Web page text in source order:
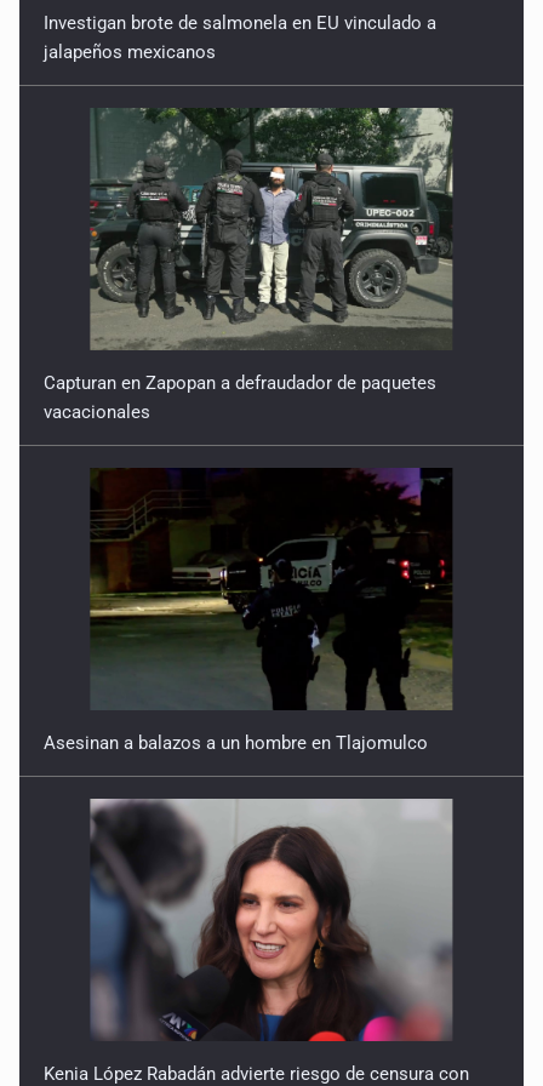
Investigan brote de salmonela en EU vinculado a
jalapeños mexicanos
Capturan en Zapopan a defraudador de paquetes
vacacionales
Asesinan a balazos a un hombre en Tlajomulco
Kenia López Rabadán advierte riesgo de censura con